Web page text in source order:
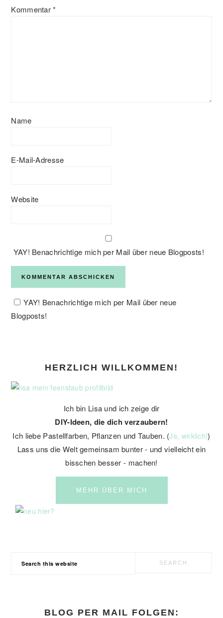
Kommentar*
Name
E-Mail-Adresse
Website
YAY! Benachrichtige mich per Mail über neue Blogposts!
YAY! Benachrichtige mich per Mail über neue
Blogposts!
HERZLICH WILLKOMMEN!
Ich bin Lisa und ich zeige dir
DIY-Ideen, die dich verzaubern!
Ich liebe Pastellfarben, Pflanzen und Tauben. (Ja, wirklich!)
Lass uns die Welt gemeinsam bunter - und vielleicht ein
bisschen besser - machen!
MEHR ÜBER MICH
BLOG PER MAIL FOLGEN: